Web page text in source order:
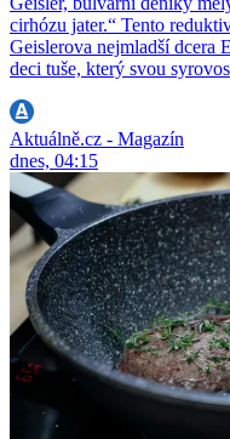
cirhózu jater.“ Tento
Geislerova nejmladší dcera
deci tuše, který svou
Aktuálně.cz - Magazín
dnes, 04:15